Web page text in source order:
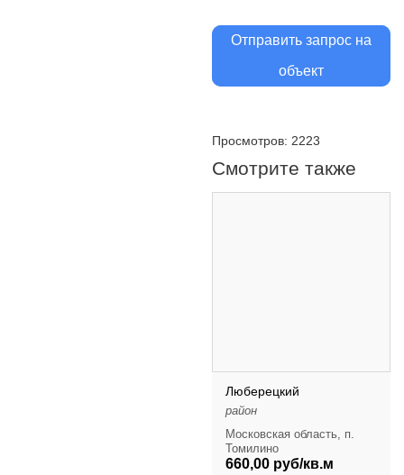
Отправить запрос на
объект
Просмотров: 2223
Смотрите также
Люберецкий
район
Московская область, п.
Томилино
660,00 руб/кв.м